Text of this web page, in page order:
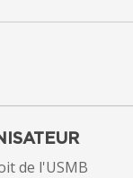
de l'USMB